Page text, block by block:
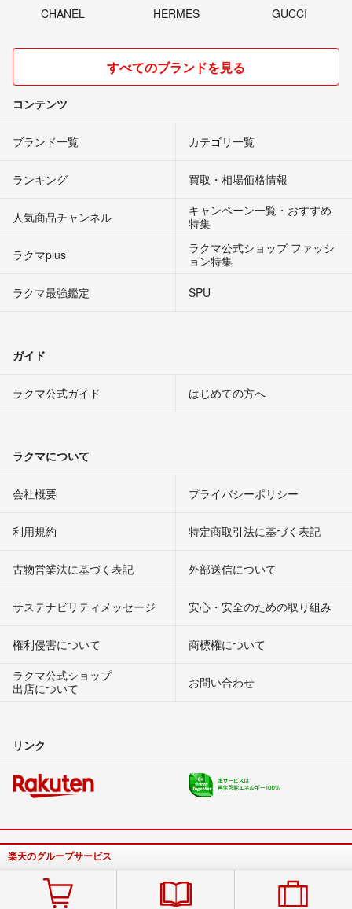
CHANEL HERMES GUCCI
すべてのブランドを見る
コンテンツ
ブランド一覧 カテゴリ一覧
ランキング 買取・相場価格情報
人気商品チャンネル
キャンペーン一覧・おすすめ
特集
ラクマplus
ラクマ公式ショップ ファッシ
ョン特集
ラクマ最強鑑定
SPU
ガイド
ラクマ公式ガイド はじめての方へ
ラクマについて
会社概要 プライバシーポリシー
利用規約 特定商取引法に基づく表記
古物営業法に基づく表記 外部送信について
サステナビリティメッセージ 安心・安全のための取り組み
権利侵害について
商標権について
ラクマ公式ショップ
出店について
お問い合わせ
リンク
楽天のグループサービス